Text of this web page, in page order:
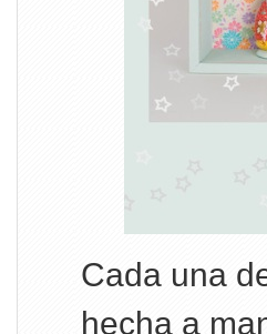
Cada una
hecha a